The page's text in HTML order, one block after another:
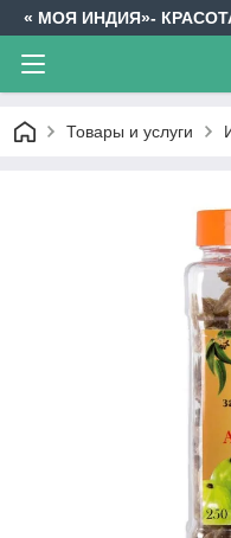
« МОЯ ИНДИЯ»-
Товары и услуги